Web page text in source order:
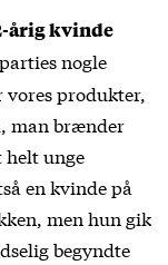
årig kvinde
nogle
vores produkter,
man brænder
helt unge
en kvinde på
men hun gik
begyndte